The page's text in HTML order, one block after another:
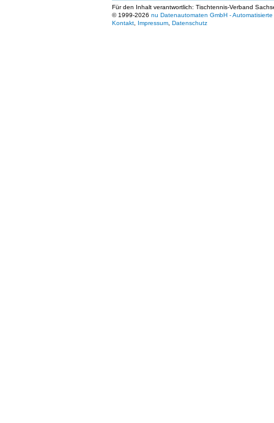
Für den Inhalt verantwortlich: Tischtennis-Verband
© 1999-2026 nu Datenautomaten GmbH -
Kontakt
Impressum Datenschutz